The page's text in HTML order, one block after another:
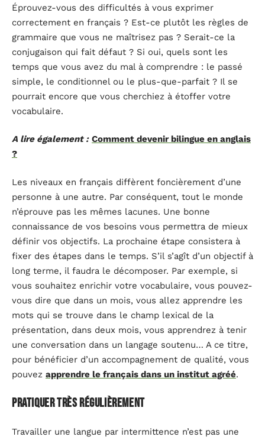
Éprouvez-vous des difficultés à vous exprimer
correctement en français ? Est-ce plutôt les règles de
grammaire que vous ne maîtrisez pas ? Serait-ce la
conjugaison qui fait défaut ? Si oui, quels sont les
temps que vous avez du mal à comprendre : le passé
simple, le conditionnel ou le plus-que-parfait ? Il se
pourrait encore que vous cherchiez à étoffer votre
vocabulaire.
A lire également : Comment devenir bilingue en anglais
?
Les niveaux en français diffèrent foncièrement d’une
personne à une autre. Par conséquent, tout le monde
n’éprouve pas les mêmes lacunes. Une bonne
connaissance de vos besoins vous permettra de mieux
définir vos objectifs. La prochaine étape consistera à
fixer des étapes dans le temps. S’il s’agît d’un objectif à
long terme, il faudra le décomposer. Par exemple, si
vous souhaitez enrichir votre vocabulaire, vous pouvez-
vous dire que dans un mois, vous allez apprendre les
mots qui se trouve dans le champ lexical de la
présentation, dans deux mois, vous apprendrez à tenir
une conversation dans un langage soutenu… A ce titre,
pour bénéficier d’un accompagnement de qualité, vous
pouvez apprendre le français dans un institut agréé.
Pratiquer très régulièrement
Travailler une langue par intermittence n’est pas une